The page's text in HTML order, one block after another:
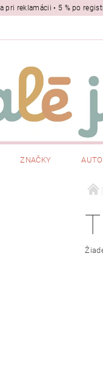
pri reklamácii • 5 % po
ZNAČKY